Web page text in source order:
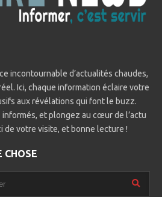
incontournable d’actualités chaudes,
Ici, chaque information éclaire votre
aux révélations qui font le buzz.
et plongez au cœur de l’actu
de votre visite, et bonne lecture !
CHOSE